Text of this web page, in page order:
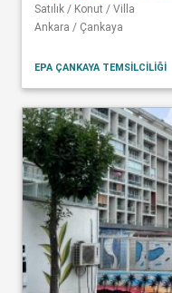
Satılık / Konut / Villa
Ankara / Çankaya
EPA ÇANKAYA TEMSİLCİLİĞİ